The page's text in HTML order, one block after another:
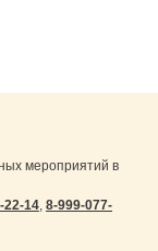
мероприятий в
22-14, 8-999-077-